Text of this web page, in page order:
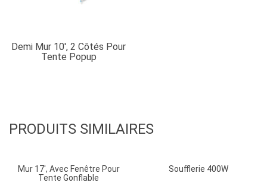
Demi Mur 10′, 2 Côtés Pour
Tente Popup
PRODUITS SIMILAIRES
Mur 17′, Avec Fenêtre Pour
Tente Gonflable
Soufflerie 400W